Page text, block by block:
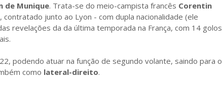
de Munique. Trata-se do meio-campista francês Corentin
contratado junto ao Lyon - com dupla nacionalidade (ele
revelações da da última temporada na França, com 14 golos
podendo atuar na função de segundo volante, saindo para o
como lateral-direito.